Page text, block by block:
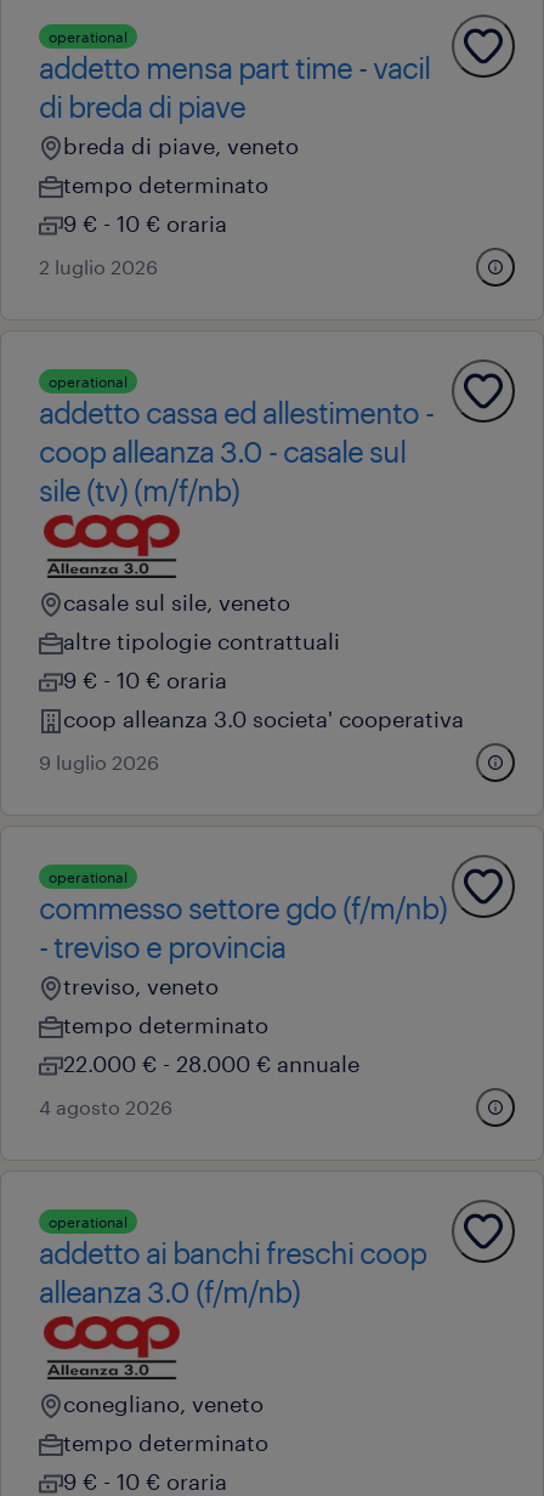
operational
addetto mensa part time - vacil
di breda di piave
breda di piave, veneto
tempo determinato
9 € - 10 € oraria
2 luglio 2026
operational
addetto cassa ed allestimento -
coop alleanza 3.0 - casale sul
sile (tv) (m/f/nb)
casale sul sile, veneto
altre tipologie contrattuali
9 € - 10 € oraria
coop alleanza 3.0 societa' cooperativa
9 luglio 2026
operational
commesso settore gdo (f/m/nb)
- treviso e provincia
treviso, veneto
tempo determinato
22.000 € - 28.000 € annuale
4 agosto 2026
operational
addetto ai banchi freschi coop
alleanza 3.0 (f/m/nb)
conegliano, veneto
tempo determinato
9 € - 10 € oraria